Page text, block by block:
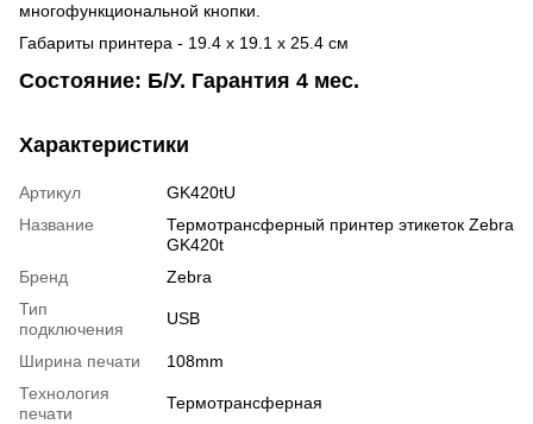
многофункциональной кнопки.
Габариты принтера - 19.4 x 19.1 x 25.4 см
Состояние: Б/У. Гарантия 4 мес.
Характеристики
Артикул
GK420tU
Название
Термотрансферный принтер этикеток Zebra
GK420t
Бренд
Zebra
Тип
подключения
USB
Ширина печати
108mm
Технология
печати
Термотрансферная